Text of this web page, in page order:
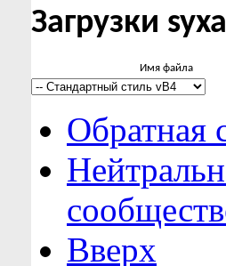
Загрузки
Имя файла
Обратная
Вверх